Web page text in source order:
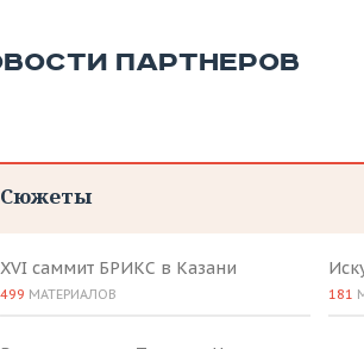
ПАРТНЕРОВ
Сюжеты
XVI саммит БРИКС в Казани
499 МАТЕРИАЛОВ 181